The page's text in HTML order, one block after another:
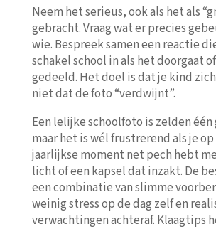
Neem het serieus, ook als het als
gebracht. Vraag wat er precies
wie. Bespreek samen een reactie
schakel school in als het doorgaat
gedeeld. Het doel is dat je kind
niet dat de foto “verdwijnt”.
Een lelijke schoolfoto is zelden
maar het is wél frustrerend als je
jaarlijkse moment net pech hebt
licht of een kapsel dat inzakt. De
een combinatie van slimme
weinig stress op de dag zelf en
verwachtingen achteraf. Klaagtips